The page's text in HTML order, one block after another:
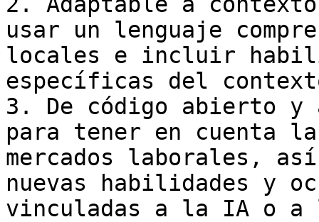
usar un lenguaje
locales e incluir
específicas del
3. De código abierto y
para tener en cuenta
mercados laborales,
nuevas habilidades y
vinculadas a la IA o a